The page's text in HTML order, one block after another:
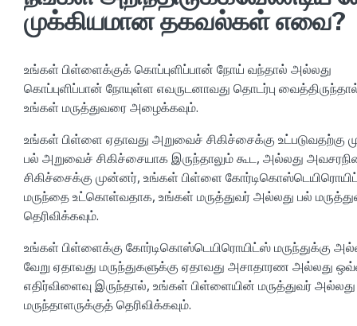
முக்கியமான தகவல்கள் எவை?
உங்கள் பிள்ளைக்குக் கொப்புளிப்பான் நோய் வந்தால் அல்லது
கொப்புளிப்பான் நோயுள்ள எவருடனாவது தொடர்பு
உங்கள் மருத்துவரை அழைக்கவும்.
உங்கள் பிள்ளை ஏதாவது அறுவைச் சிகிச்சைக்கு உட்படுவதற்கு
பல் அறுவைச் சிகிச்சையாக இருந்தாலும் கூட, அல்லது
சிகிச்சைக்கு முன்னர், உங்கள் பிள்ளை
மருந்தை உட்கொள்வதாக, உங்கள் மருத்துவர் அல்லது பல்
தெரிவிக்கவும்.
உங்கள் பிள்ளைக்கு கோர்டிகொஸ்டெயிரொயிட்ஸ் மருந்துக்கு
வேறு ஏதாவது மருந்துகளுக்கு ஏதாவது அசாதாரண அல்லது
எதிர்விளைவு இருந்தால், உங்கள் பிள்ளையின் மருத்துவர் அல்லது
மருந்தாளருக்குத் தெரிவிக்கவும்.